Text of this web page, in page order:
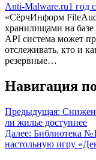
Anti-Malware.ru1 год
«СёрчИнформ
хранилищами на
API система может
отслеживать, кто и
резервные…
Навигация
Предыдущая:
ли жилье доступнее
Далее: Библиотека
настольную игру